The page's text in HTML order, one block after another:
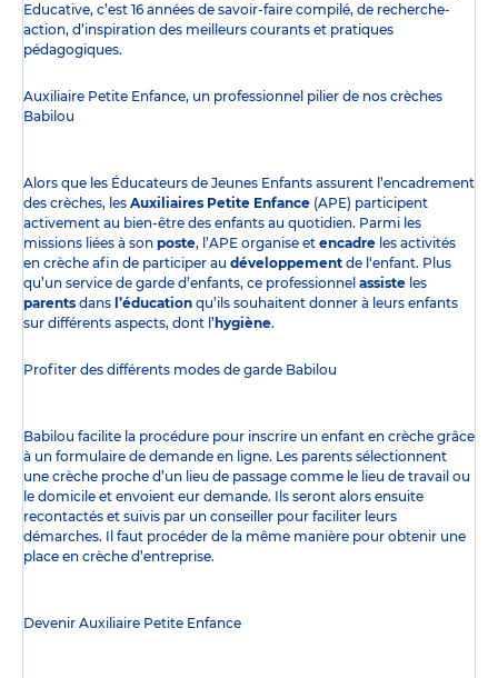
Educative, c’est 16 années de savoir-faire compilé, de recherche-
action, d’inspiration des meilleurs courants et pratiques
pédagogiques.
Auxiliaire Petite Enfance, un professionnel pilier de nos crèches
Babilou
Alors que les Éducateurs de Jeunes Enfants assurent l’encadrement
des crèches, les Auxiliaires Petite Enfance (APE) participent
activement au bien-être des enfants au quotidien. Parmi les
missions liées à son poste, l’APE organise et encadre les activités
en crèche afin de participer au développement de l‘enfant. Plus
qu’un service de garde d’enfants, ce professionnel assiste les
parents dans l’éducation qu’ils souhaitent donner à leurs enfants
sur différents aspects, dont l’ hygiène.
Profiter des différents modes de garde Babilou
Babilou facilite la procédure pour inscrire un enfant en crèche grâce
à un formulaire de demande en ligne. Les parents sélectionnent
une crèche proche d’un lieu de passage comme le lieu de travail ou
le domicile et envoient eur demande. Ils seront alors ensuite
recontactés et suivis par un conseiller pour faciliter leurs
démarches. Il faut procéder de la même manière pour obtenir une
place en crèche d’entreprise.
Devenir Auxiliaire Petite Enfance